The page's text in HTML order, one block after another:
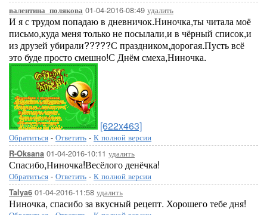
валентина_полякова 01-04-2016-08:49 удалить
И я с трудом попадаю в дневничок.Ниночка,ты читала моё
письмо,куда меня только не посылали,и в чёрный список,и
из друзей убирали?????С праздником,дорогая.Пусть всё
это буде просто смешно!С Днём смеха,Ниночка.
[622x463]
Обратиться - Ответить - К полной версии
R-Oksana 01-04-2016-10:11 удалить
Спасибо,Ниночка!Весёлого денёчка!
Обратиться - Ответить - К полной версии
Talya6 01-04-2016-11:58 удалить
Ниночка, спасибо за вкусный рецепт. Хорошего тебе дня!